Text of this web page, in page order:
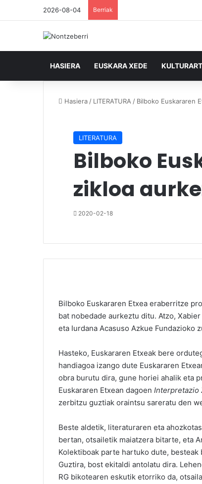
2026-08-04 Berriak
HASIERA EUSKARA XEDE
Hasiera / LITERATURA / Bilboko Euskararen
LITERATURA
Bilboko
zikloa
2020-02-18
Bilboko Euskararen Etxea eraberritze
bat nobedade aurkeztu ditu. Atzo,
eta Iurdana Acasuso Azkue Fundazioko
Hasteko, Euskararen Etxeak bere
handiagoa izango dute Euskararen
obra burutu dira, gune horiei ahalik eta
Euskararen Etxean dagoen Interpretazio
zerbitzu guztiak oraintsu sareratu den
Beste aldetik, literaturaren eta
bertan, otsailetik maiatzera bitarte, eta
Kolektiboak parte hartuko dute, besteak
Guztira, bost ekitaldi antolatu dira.
RG bikotearen eskutik etorriko da,